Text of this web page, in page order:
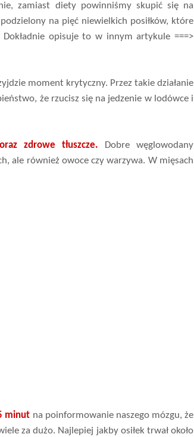
zamiast diety powinniśmy skupić się na
na pięć niewielkich posiłków, które
opisuje to w innym artykule ===>
moment krytyczny. Przez takie działanie
że rzucisz się na jedzenie w lodówce i
zdrowe tłuszcze. Dobre węglowodany
ale również owoce czy warzywa. W mięsach
minut na poinformowanie naszego mózgu, że
za dużo. Najlepiej jakby osiłek trwał około